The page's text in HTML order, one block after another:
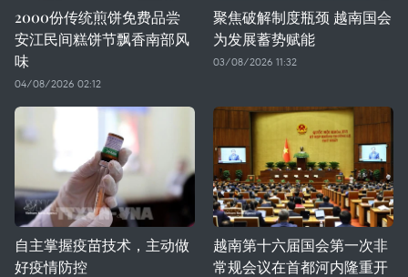
2000份传统煎饼免费品尝
安江民间糕饼节飘香南部风
味
04/08/2026 02:12
聚焦破解制度瓶颈 越南国会
为发展蓄势赋能
03/08/2026 11:32
自主掌握疫苗技术，主动做
好疫情防控
越南第十六届国会第一次非
常规会议在首都河内隆重开